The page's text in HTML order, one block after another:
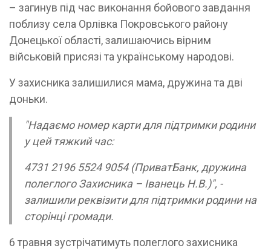
– загинув під час виконання бойового завдання
поблизу села Орлівка Покровського району
Донецької області, залишаючись вірним
військовій присязі та українському народові.
У захисника залишилися мама, дружина та дві
доньки.
"Надаємо номер карти для підтримки родини
у цей тяжкий час:
4731 2196 5524 9054 (ПриватБанк, дружина
полеглого Захисника – Іванець Н.В.)", -
залишили реквізити для підтримки родини на
сторінці громади.
6 травня зустрічатимуть полеглого захисника